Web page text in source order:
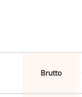
Brutto